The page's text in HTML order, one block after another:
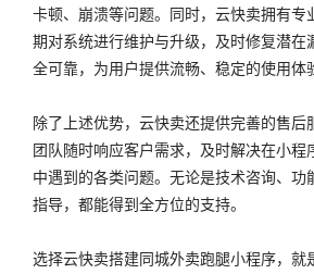
卡顿、崩溃等问题。同时，云快卖拥有专
期对系统进行维护与升级，及时修复潜在
全可靠，为用户提供流畅、稳定的使用体
除了上述优势，云快卖还提供完善的售后
团队随时响应客户需求，及时解决在小程
中遇到的各类问题。无论是技术咨询、功
指导，都能得到全方位的支持。
选择云快卖搭建同城外卖跑腿小程序，就